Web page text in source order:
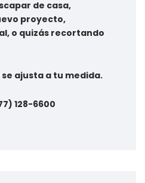
de casa,
proyecto,
o quizás recortando
ajusta a tu medida.
128-6600